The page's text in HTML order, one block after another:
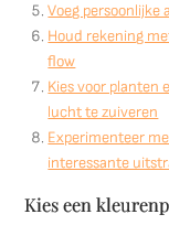
Voeg persoonlijke
Houd rekening
flow
Kies voor planten
lucht te zuiveren
Experimenteer
interessante
Kies een